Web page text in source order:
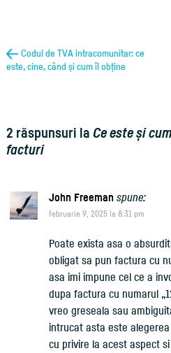
Codul de TVA intracomunitar: ce
este, cine, când și cum îl obține
2 răspunsuri la Ce este și
facturi
John Freeman spune:
februarie 9, 2025 la 8:31 pm
Poate exista asa o
obligat sa pun factura cu
asa imi impune cel ce a
dupa factura cu numarul
vreo greseala sau
intrucat asta este
cu privire la acest aspect